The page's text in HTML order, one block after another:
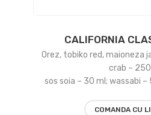
CALIFORNIA
Orez, tobiko red, maioneza
crab –
sos soia – 30 ml; wassabi –
COMANDA CU